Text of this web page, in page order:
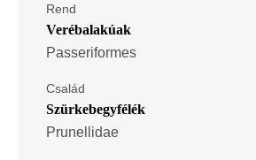
Rend
Verébalakúak
Passeriformes
Család
Szürkebegyfélék
Prunellidae